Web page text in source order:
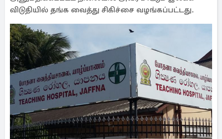
விடுதியில் தங்க வைத்து சிகிச்சை வழங்கப்பட்டது.